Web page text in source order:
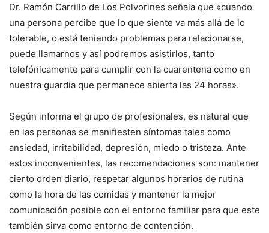
Dr. Ramón Carrillo de Los Polvorines señala que «cuando
una persona percibe que lo que siente va más allá de lo
tolerable, o está teniendo problemas para relacionarse,
puede llamarnos y así podremos asistirlos, tanto
telefónicamente para cumplir con la cuarentena como en
nuestra guardia que permanece abierta las 24 horas».
Según informa el grupo de profesionales, es natural que
en las personas se manifiesten síntomas tales como
ansiedad, irritabilidad, depresión, miedo o tristeza. Ante
estos inconvenientes, las recomendaciones son: mantener
cierto orden diario, respetar algunos horarios de rutina
como la hora de las comidas y mantener la mejor
comunicación posible con el entorno familiar para que este
también sirva como entorno de contención.